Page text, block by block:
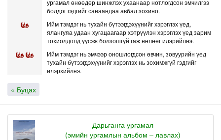
ургамал өнөөдөр шинжлэх ухаанаар нотлогдсон эмчилгээ
болдог гэдгийг санаандаа авбал зохино.
Ийм тэмдэг нь тухайн бүтээгдэхүүнийг хэрэглэх үед,
ялангуяа удаан хугацаагаар хэтрүүлэн хэрэглэх үед зарим
тохиолдолд үүсэж болзошгүй гаж нөлөөг илэрийлнэ.
Ийм тэмдэг нь эмчээр оношлогдсон өвчин, зовуурийн үед
тухайн бүтээгдэхүүнийг хэрэглэх нь зохимжгүй гэдгийг
илэрхийлнэ.
« Буцах
Дарьганга ургамал
(эмийн ургамлын альбом – лавлах)